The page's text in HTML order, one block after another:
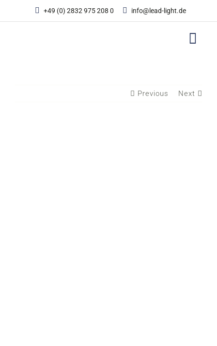
+49 (0) 2832 975 208 0 info@lead-light.de
Previous Next